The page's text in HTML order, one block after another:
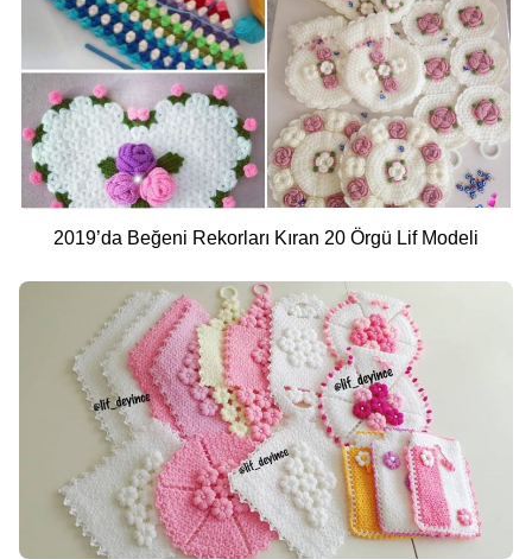
2019’da Beğeni Rekorları Kıran 20 Örgü Lif Modeli